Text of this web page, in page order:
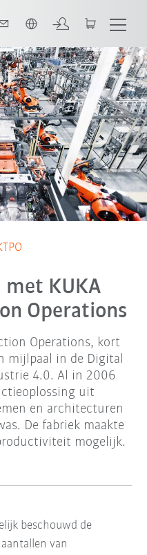
KUKA
Operations
Operations, kort
mijlpaal in de Digital
4.0. Al in 2006
uit
en architecturen
De fabriek maakte
mogelijk.
beschouwd de
van